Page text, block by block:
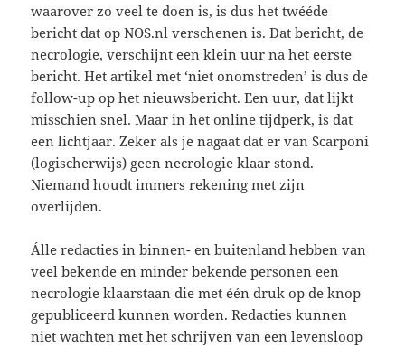
waarover zo veel te doen is, is dus het twééde
bericht dat op NOS.nl verschenen is. Dat bericht, de
necrologie, verschijnt een klein uur na het eerste
bericht. Het artikel met ‘niet onomstreden’ is dus de
follow-up op het nieuwsbericht. Een uur, dat lijkt
misschien snel. Maar in het online tijdperk, is dat
een lichtjaar. Zeker als je nagaat dat er van Scarponi
(logischerwijs) geen necrologie klaar stond.
Niemand houdt immers rekening met zijn
overlijden.
Álle redacties in binnen- en buitenland hebben van
veel bekende en minder bekende personen een
necrologie klaarstaan die met één druk op de knop
gepubliceerd kunnen worden. Redacties kunnen
niet wachten met het schrijven van een levensloop